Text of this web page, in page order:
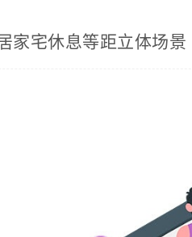
家宅休息等距立体场景